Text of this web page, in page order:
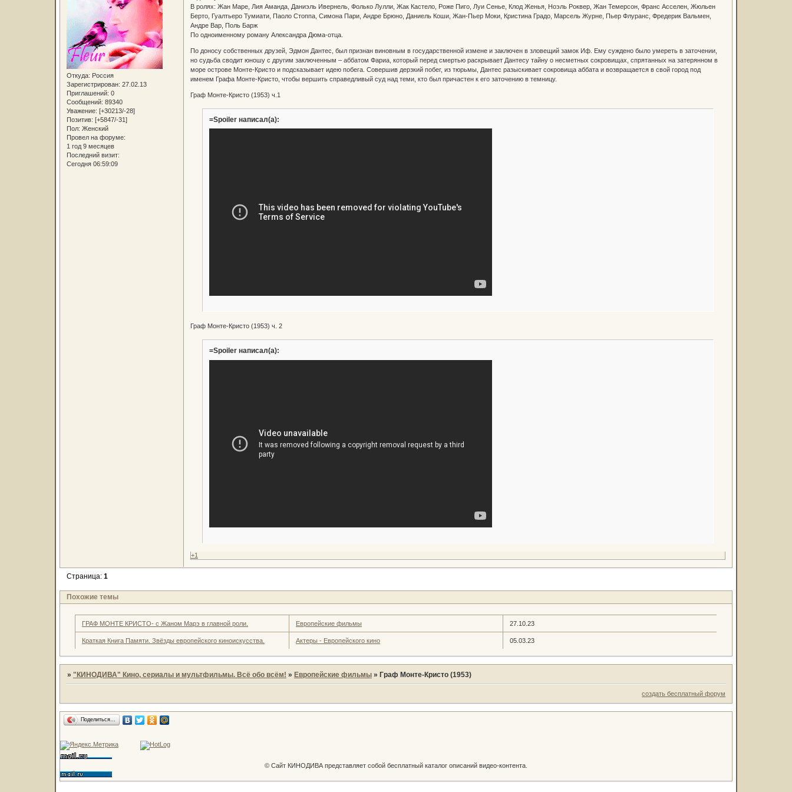
Откуда: Россия
Зарегистрирован: 27.02.13
Приглашений: 0
Сообщений: 89340
Уважение: [+30213/-28]
Позитив: [+5847/-31]
Пол: Женский
Провел на форуме:
1 год 9 месяцев
Последний визит:
Сегодня 06:59:09
В ролях: Жан Маре, Лия Аманда, Даниэль Ивернель, Фолько Лулли, Жак Кастело, Роже Пиго, Луи Сенье, Клод Женья, Ноэль Роквер, Жан Темерсон, Франс Асселен, Жюльен
Берто, Гуалтьеро Тумиати, Паоло Стоппа, Симона Пари, Андре Брюно, Даниель Коши, Жан-Пьер Моки, Кристина Градо, Марсель Журне, Пьер Флуранс, Фредерик Вальмен,
Андре Вар, Поль Барж
По одноименному роману Александра Дюма-отца.
По доносу собственных друзей, Эдмон Дантес, был признан виновным в государственной измене и заключен в зловещий замок Иф. Ему суждено было умереть в заточении,
но судьба сводит юношу с другим заключенным – аббатом Фариа, который перед смертью раскрывает Дантесу тайну о несметных сокровищах, спрятанных на затерянном в
море острове Монте-Кристо и подсказывает идею побега. Совершив дерзкий побег, из тюрьмы, Дантес разыскивает сокровища аббата и возвращается в свой город под
именем Графа Монте-Кристо, чтобы вершить справедливый суд над теми, кто был причастен к его заточению в темницу.
Граф Монте-Кристо (1953) ч.1
=Spoiler написал(а):
Граф Монте-Кристо (1953) ч. 2
=Spoiler написал(а):
+1
Страница: 1
Похожие темы
ГРАФ МОНТЕ КРИСТО- с Жаном Марэ в главной роли. Европейские фильмы 27.10.23
Краткая Книга Памяти. Звёзды европейского киноискусства. Актеры - Европейского кино 05.03.23
» "КИНОДИВА" Кино, сериалы и мультфильмы. Всё обо всём! » Европейские фильмы » Граф Монте-Кристо (1953)
создать бесплатный форум
Поделиться…
© Сайт КИНОДИВА представляет собой бесплатный каталог описаний видео-контента.